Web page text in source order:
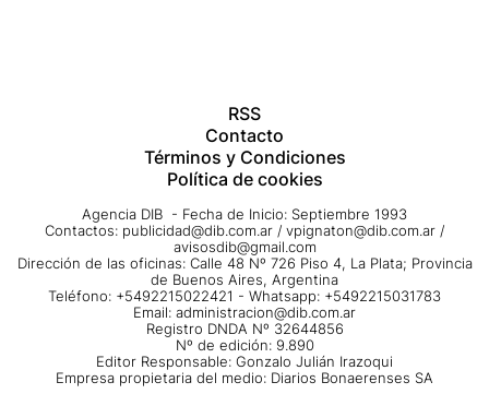
RSS
Contacto
Términos y Condiciones
Política de cookies
Agencia DIB - Fecha de Inicio: Septiembre 1993
Contactos: publicidad@dib.com.ar / vpignaton@dib.com.ar /
avisosdib@gmail.com
Dirección de las oficinas: Calle 48 Nº 726 Piso 4, La Plata; Provincia
de Buenos Aires, Argentina
Teléfono: +5492215022421 - Whatsapp: +5492215031783
Email: administracion@dib.com.ar
Registro DNDA Nº 32644856
Nº de edición: 9.890
Editor Responsable: Gonzalo Julián Irazoqui
Empresa propietaria del medio: Diarios Bonaerenses SA